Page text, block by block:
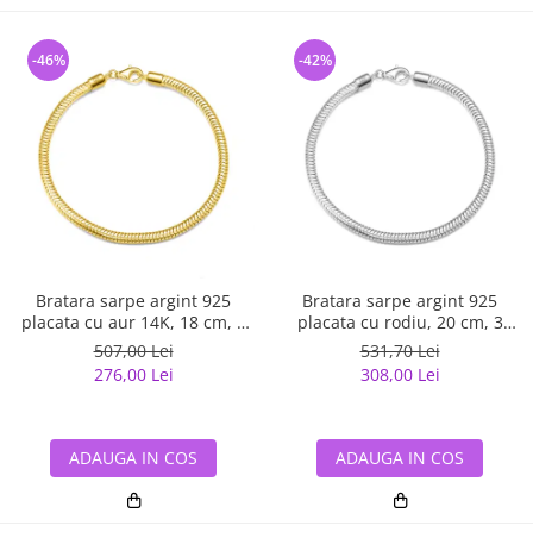
Bratara sarpe argint 925
placata cu aur 14K, 18 cm, 3
mm, UNISEX
507,00 Lei
276,00 Lei
-46%
ADAUGA IN COS
Bratara sarpe argint 925
placata cu rodiu, 20 cm, 3
mm, UNISEX
531,70 Lei
308,00 Lei
-42%
ADAUGA IN COS